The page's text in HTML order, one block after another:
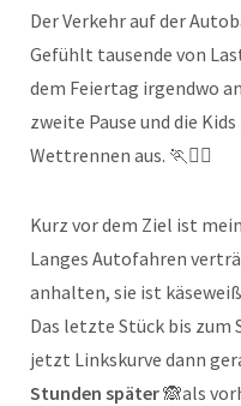
Der Verkehr auf der
Gefühlt tausende von
dem Feiertag irgendwo
zweite Pause und die
Wettrennen aus. 🏃🏃‍♀️
Kurz vor dem Ziel ist
Langes Autofahren
anhalten, sie ist
Das letzte Stück bis zum
jetzt Linkskurve dann
Stunden später🙈als